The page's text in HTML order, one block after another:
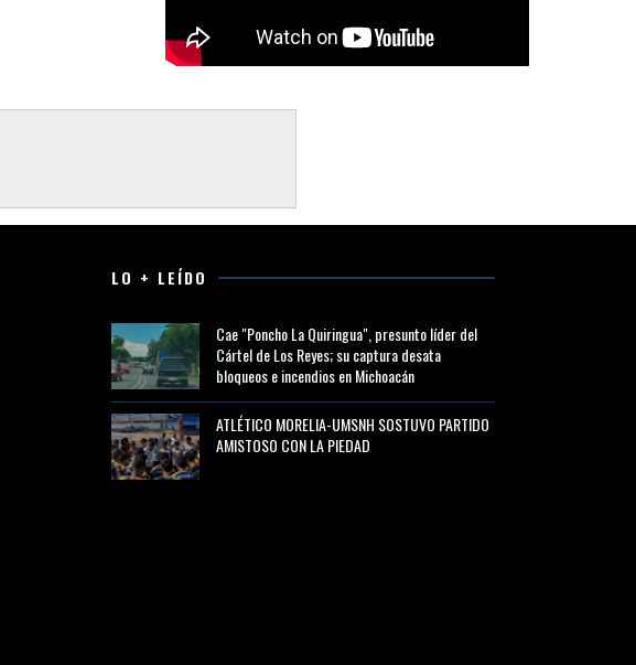
LO + LEÍDO
Cae "Poncho La Quiringua", presunto líder del
Cártel de Los Reyes; su captura desata
bloqueos e incendios en Michoacán
ATLÉTICO MORELIA-UMSNH SOSTUVO PARTIDO
AMISTOSO CON LA PIEDAD